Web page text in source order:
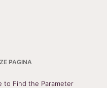
PAGINA
to Find the Parameter